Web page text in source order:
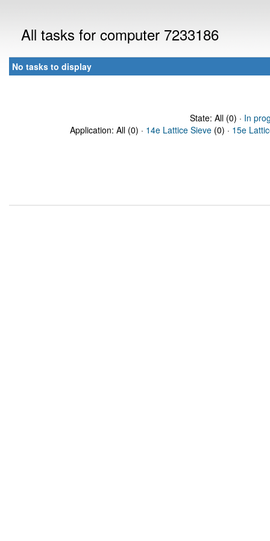
All tasks for computer 7233186
No tasks to display
State: All (0) · In
Application: All (0) · 14e Lattice Sieve (0) · 15e